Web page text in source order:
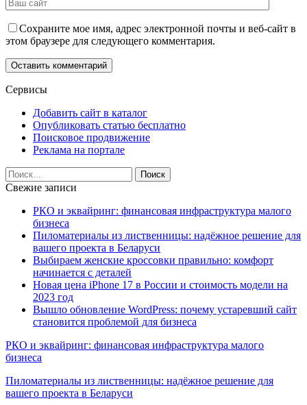
Сохраните мое имя, адрес электронной почты и веб-сайт в
этом браузере для следующего комментария.
Сервисы
Добавить сайт в каталог
Опубликовать статью бесплатно
Поисковое продвижение
Реклама на портале
Свежие записи
РКО и эквайринг: финансовая инфраструктура малого
бизнеса
Пиломатериалы из лиственницы: надёжное решение для
вашего проекта в Беларуси
Выбираем женские кроссовки правильно: комфорт
начинается с деталей
Новая цена iPhone 17 в России и стоимость модели на
2023 год
Вышло обновление WordPress: почему устаревший сайт
становится проблемой для бизнеса
РКО и эквайринг: финансовая инфраструктура малого
бизнеса
Пиломатериалы из лиственницы: надёжное решение для
вашего проекта в Беларуси